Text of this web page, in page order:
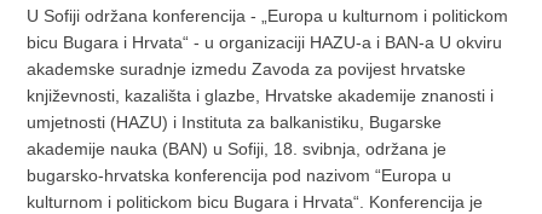
U Sofiji održana konferencija - „Europa u kulturnom i politickom
bicu Bugara i Hrvata“ - u organizaciji HAZU-a i BAN-a U okviru
akademske suradnje izmedu Zavoda za povijest hrvatske
književnosti, kazališta i glazbe, Hrvatske akademije znanosti i
umjetnosti (HAZU) i Instituta za balkanistiku, Bugarske
akademije nauka (BAN) u Sofiji, 18. svibnja, održana je
bugarsko-hrvatska konferencija pod nazivom “Europa u
kulturnom i politickom bicu Bugara i Hrvata“. Konferencija je